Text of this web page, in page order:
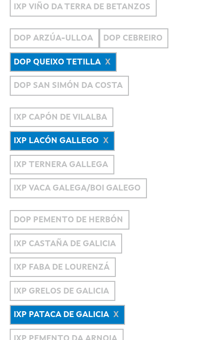
IXP VIÑO DA TERRA DE BETANZOS
DOP ARZÚA-ULLOA DOP CEBREIRO
DOP QUEIXO TETILLA
DOP SAN SIMÓN DA COSTA
IXP CAPÓN DE VILALBA
IXP LACÓN GALLEGO
IXP TERNERA GALLEGA
IXP VACA GALEGA/BOI GALEGO
DOP PEMENTO DE HERBÓN
IXP CASTAÑA DE GALICIA
IXP FABA DE LOURENZÁ
IXP GRELOS DE GALICIA
IXP PATACA DE GALICIA